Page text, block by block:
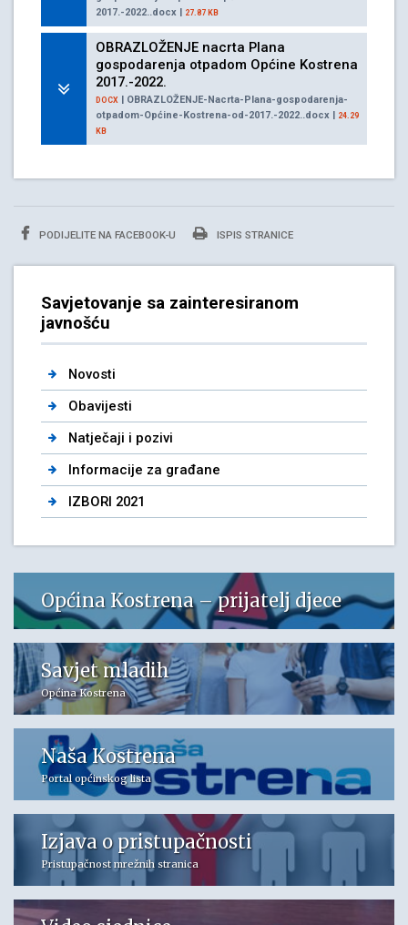
2017.-2022..docx | 27.87 KB
OBRAZLOŽENJE nacrta Plana
gospodarenja otpadom Općine Kostrena
2017.-2022.
DOCX | OBRAZLOŽENJE-Nacrta-Plana-gospodarenja-
otpadom-Općine-Kostrena-od-2017.-2022..docx | 24.29
KB
PODIJELITE NA FACEBOOK-U ISPIS STRANICE
Savjetovanje sa zainteresiranom
javnošću
Novosti
Obavijesti
Natječaji i pozivi
Informacije za građane
IZBORI 2021
Općina Kostrena – prijatelj djece
Savjet mladih
Općina Kostrena
Naša Kostrena
Portal općinskog lista
Izjava o pristupačnosti
Pristupačnost mrežnih stranica